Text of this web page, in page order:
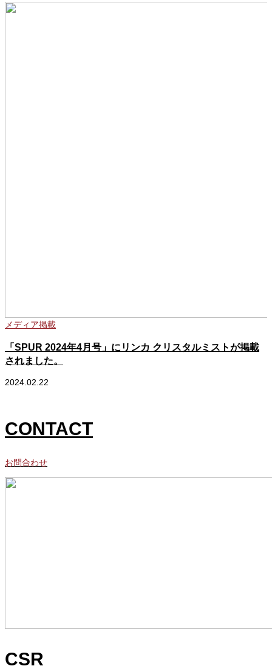
メディア掲載
「SPUR 2024年4月号」にリンカ クリスタルミストが掲載
されました。
2024.02.22
CONTACT
お問合わせ
CSR